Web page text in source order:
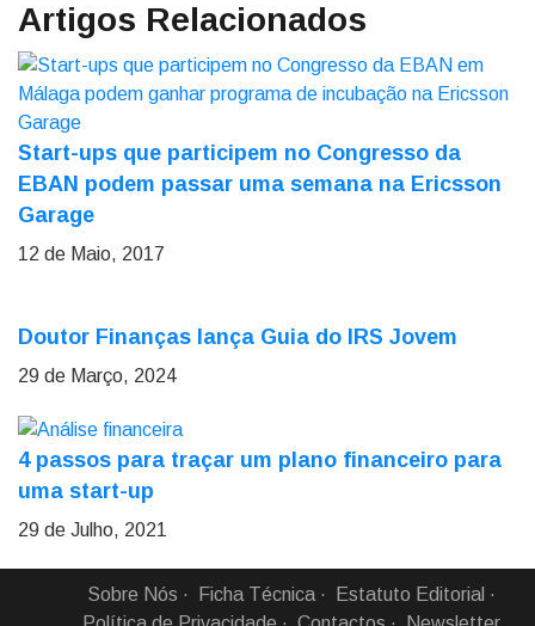
Artigos Relacionados
Start-ups que participem no Congresso da
EBAN podem passar uma semana na Ericsson
Garage
12 de Maio, 2017
Doutor Finanças lança Guia do IRS Jovem
29 de Março, 2024
4 passos para traçar um plano financeiro para
uma start-up
29 de Julho, 2021
Sobre Nós Ficha Técnica
Estatuto Editorial